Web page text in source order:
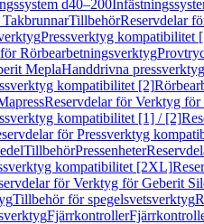
d40–200
TillbehörReservdelar
Pressverktyg kompatibilitet
Rörbearbetningsverktyg
MeplaHanddrivna pressverktyg
kompatibilitet [2]
Reservdelar för Verktyg för
kompatibilitet [1] / [2]
för Pressverktyg
TillbehörPressenheter
kompatibilitet [2XL]
för Verktyg för Geberit
Tillbehör för spegelsvetsverktyg
Fjärrkontroller